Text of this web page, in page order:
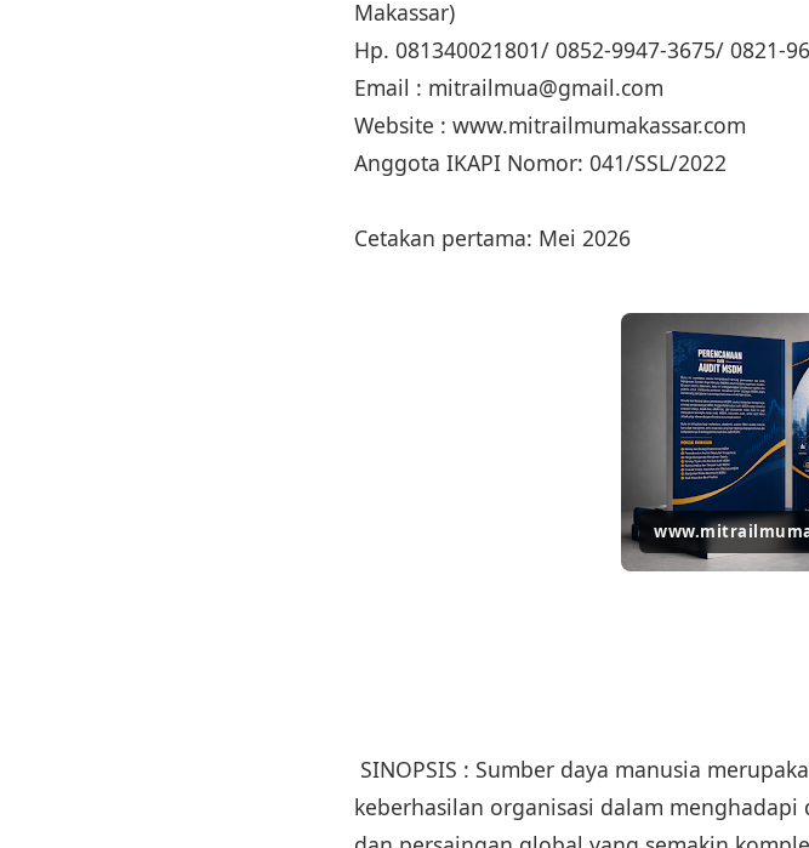
Makassar)
Hp. 081340021801/ 0852-9947-3675/ 0821-
Email : mitrailmua@gmail.com
Website : www.mitrailmumakassar.com
Anggota IKAPI Nomor: 041/SSL/2022
Cetakan pertama: Mei 2026
SINOPSIS : Sumber daya manusia
keberhasilan organisasi dalam